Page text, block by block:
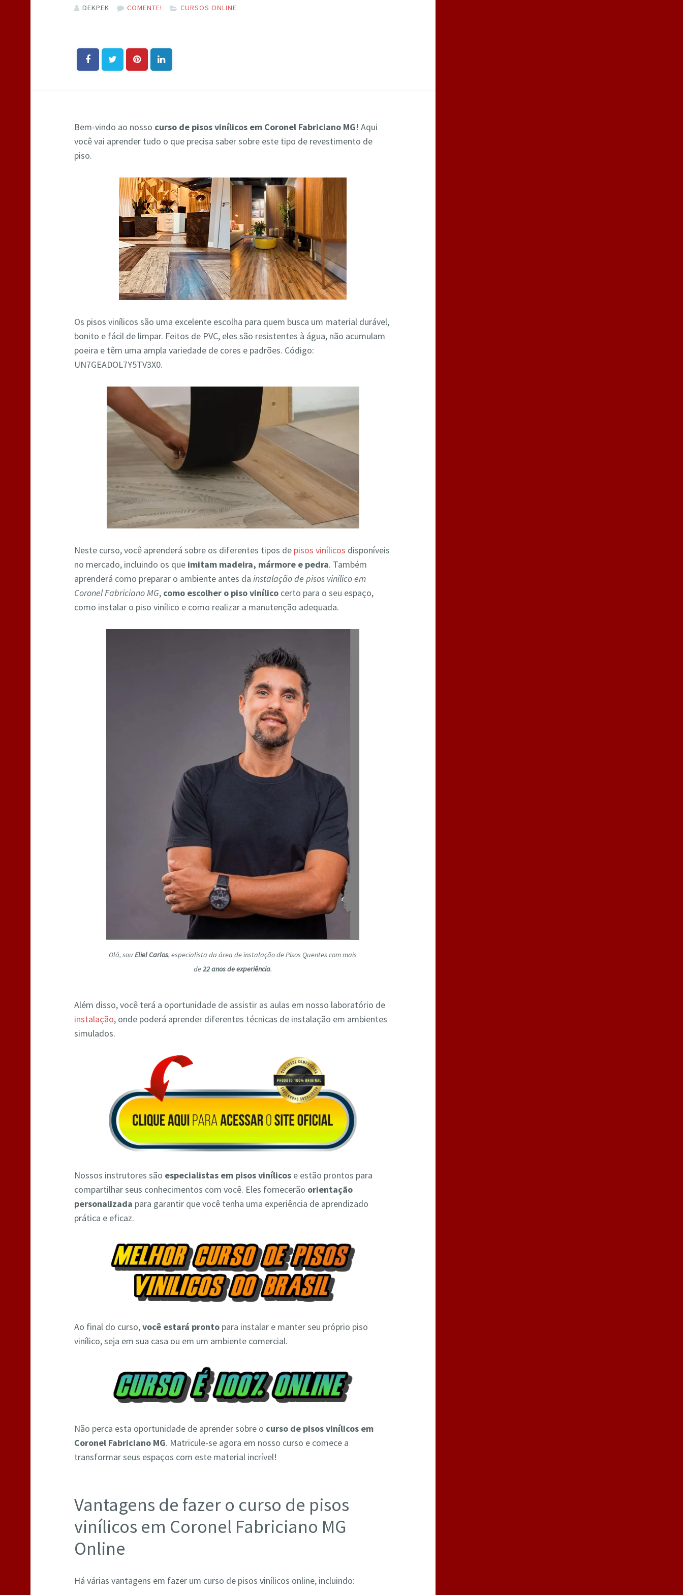
DEKPEK COMENTE! CURSOS ONLINE
Bem-vindo ao nosso curso de pisos vinílicos em Coronel Fabriciano MG! Aqui
você vai aprender tudo o que precisa saber sobre este tipo de revestimento de
piso.
Os pisos vinílicos são uma excelente escolha para quem busca um material durável,
bonito e fácil de limpar. Feitos de PVC, eles são resistentes à água, não acumulam
poeira e têm uma ampla variedade de cores e padrões. Código:
UN7GEADOL7Y5TV3X0.
Neste curso, você aprenderá sobre os diferentes tipos de pisos vinílicos disponíveis
no mercado, incluindo os que imitam madeira, mármore e pedra. Também
aprenderá como preparar o ambiente antes dainstalação de pisos vinílico em
Coronel Fabriciano MG, como escolher o piso vinílico certo para o seu espaço,
como instalar o piso vinílico e como realizar a manutenção adequada.
Olá, souEliel Carlos, especialista da área de instalação de Pisos Quentes com mais
de22 anos de experiência.
Além disso, você terá a oportunidade de assistir as aulas em nosso laboratório de
instalação, onde poderá aprender diferentes técnicas de instalação em ambientes
simulados.
Nossos instrutores são especialistas em pisos vinílicos e estão prontos para
compartilhar seus conhecimentos com você. Eles fornecerão orientação
personalizada para garantir que você tenha uma experiência de aprendizado
prática e eficaz.
Ao final do curso,você estará pronto para instalar e manter seu próprio piso
vinílico, seja em sua casa ou em um ambiente comercial.
Não perca esta oportunidade de aprender sobre o curso de pisos vinílicos em
Coronel Fabriciano MG. Matricule-se agora em nosso curso e comece a
transformar seus espaços com este material incrível!
Vantagens de fazer o curso de pisos
vinílicos em Coronel Fabriciano MG
Online
Há várias vantagens em fazer um curso de pisos vinílicos online, incluindo: